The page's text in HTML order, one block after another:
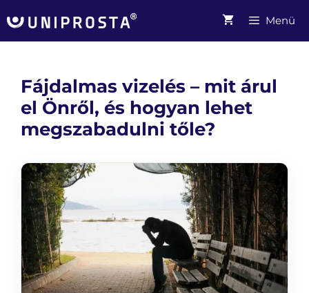
tartalomba
Menü
Fájdalmas vizelés – mit árul
el Önről, és hogyan lehet
megszabadulni tőle?